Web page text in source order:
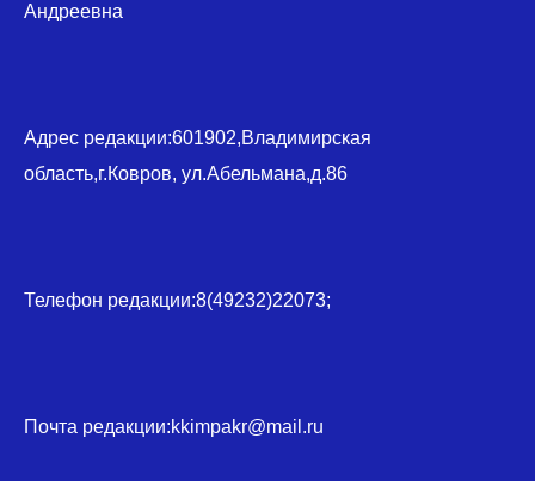
Андреевна
Адрес редакции:601902,Владимирская
область,г.Ковров, ул.Абельмана,д.86
Телефон редакции:8(49232)22073;
Почта редакции:kkimpakr@mail.ru